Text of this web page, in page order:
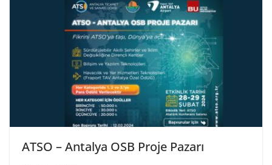
ATSO – Antalya OSB Proje Pazarı